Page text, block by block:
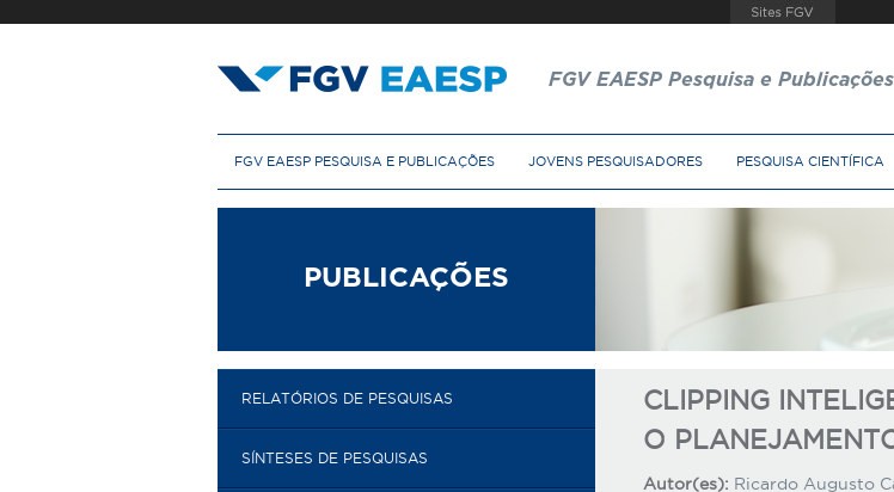
FGV EAESP Pesquisa e Publicações
n
c
i
a
FGV EAESP PESQUISA E PUBLICAÇÕES JOVENS PESQUISADORES PESQUISA CIENTÍFICA
PUBLICAÇÕES
CLIPPING
O
Autor(es): Ricardo Augusto
RELATÓRIOS DE PESQUISAS
SÍNTESES DE PESQUISAS